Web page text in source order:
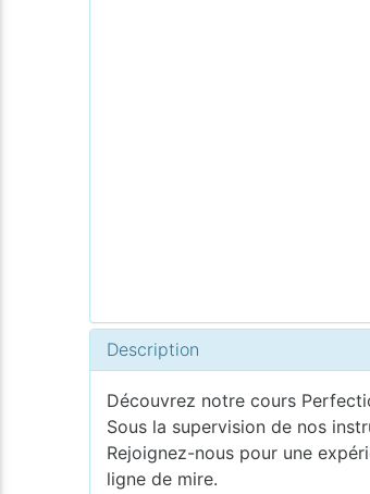
Description
Découvrez notre cours
Sous la supervision de nos
Rejoignez-nous pour une
ligne de mire.